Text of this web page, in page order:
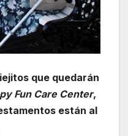
que quedarán
Fun Care Center,
están al